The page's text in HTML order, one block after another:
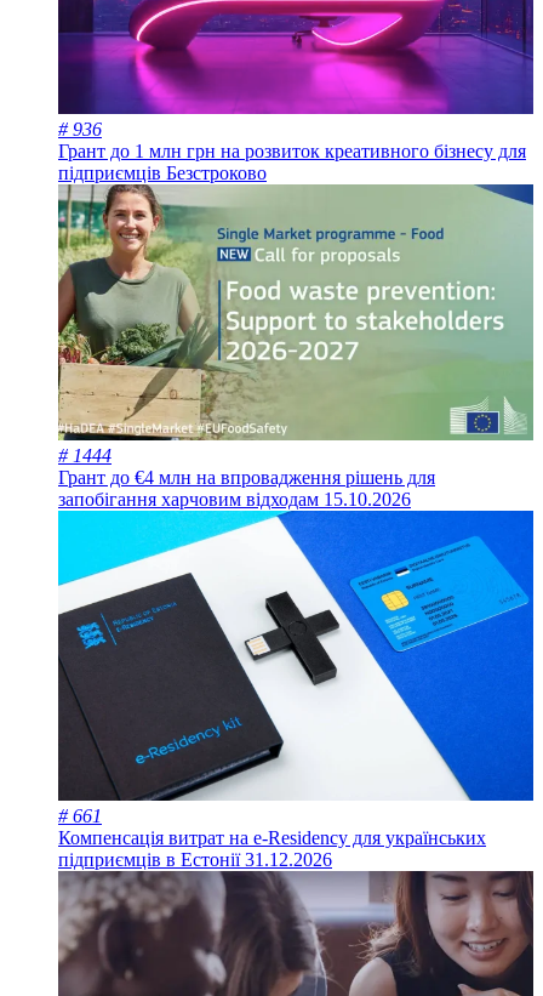
# 936
Грант до 1 млн грн на розвиток креативного бізнесу для
підприємців Безстроково
# 1444
Грант до €4 млн на впровадження рішень для
запобігання харчовим відходам 15.10.2026
# 661
Компенсація витрат на e-Residency для українських
підприємців в Естонії31.12.2026